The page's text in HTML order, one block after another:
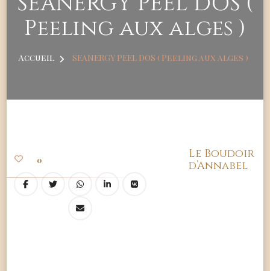
Peeling aux alges )
Accueil SEANERGY PEEL DOS ( Peeling aux alges )
0
Le Boudoir
d’Annabel